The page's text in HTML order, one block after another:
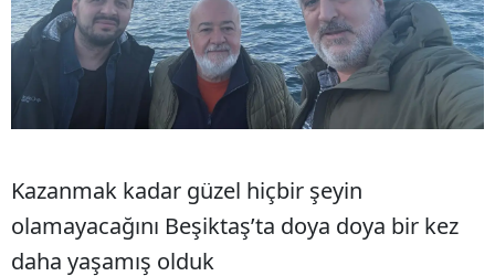
Kazanmak kadar güzel hiçbir şeyin
olamayacağını Beşiktaş’ta doya doya bir kez
daha yaşamış olduk